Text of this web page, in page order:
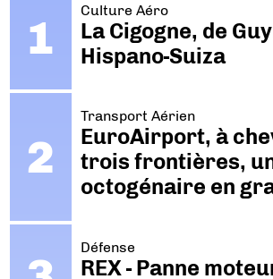
Culture Aéro
La Cigogne, de
Hispano-Suiza
Transport Aérien
EuroAirport, à
trois frontières,
octogénaire en
Défense
REX - Panne